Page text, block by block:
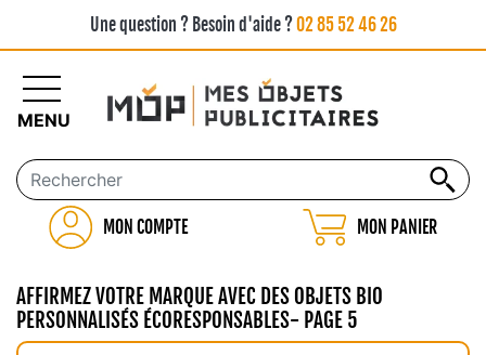
Une question ? Besoin d'aide ?02 85 52 46 26
MON COMPTE MON PANIER
MENU
AFFIRMEZ VOTRE MARQUE AVEC DES OBJETS BIO
PERSONNALISÉS ÉCORESPONSABLES- PAGE 5